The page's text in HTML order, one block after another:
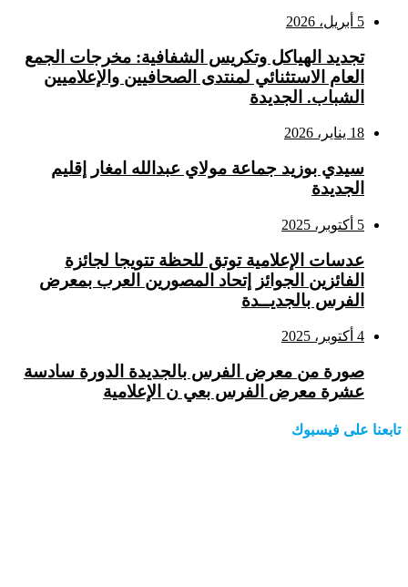
5 أبريل، 2026
تجديد الهياكل وتكريس الشفافية: مخرجات الجمع
العام الاستثنائي لمنتدى الصحافيين والإعلاميين
الشباب. الجديدة
18 يناير، 2026
سيدي بوزيد جماعة مولاي عبدالله امغار إقليم
الجديدة
5 أكتوبر، 2025
عدسات الإعلامية توتق للحظة تتويجا لجائزة
الفائزين الجوائز إتحاد المصورين العرب بمعرض
الفرس بالجديــدة
4 أكتوبر، 2025
صورة من معرض الفرس بالجديدة الدورة سادسة
عشرة معرض الفرس بعي ن الإعلامية
تابعنا على فيسبوك